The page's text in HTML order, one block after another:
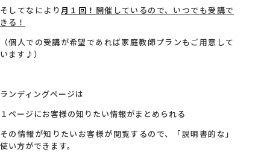
そしてなにより月１回！ 開催しているので、いつでも受講で
きる！
（個人での受講が希望であれば家庭教師プランもご用意して
います♪）
ランディングページは
１ページにお客様の知りたい情報がまとめられる
その情報が知りたいお客様が閲覧するので、「説明書的な」
使い方ができます。